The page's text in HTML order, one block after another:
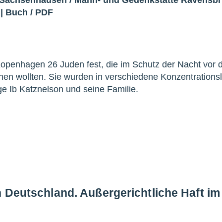
Buch / PDF
26 Juden fest, die im Schutz der Nacht vor
wollten. Sie wurden in verschiedene
Ib Katznelson und seine Familie.
Außergerichtliche Haft im